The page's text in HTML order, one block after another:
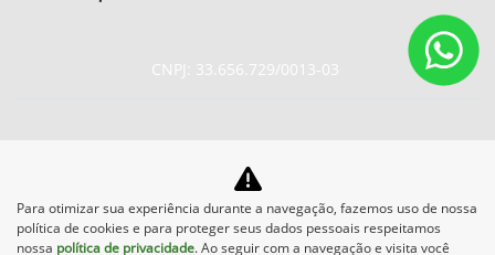
CNPJ: 33.656.729/0013-03
No trânsito, enxergar o outro
salva vidas.
Para otimizar sua experiência durante a navegação, fazemos uso de nossa
política de cookies e para proteger seus dados pessoais respeitamos
nossa política de privacidade. Ao seguir com a navegação e visita você